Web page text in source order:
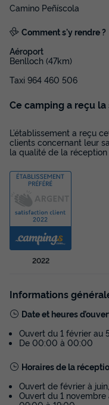
MOBILHOME 6
| Clim.
Surface
31m²
Adultes
6
Animaux autorisés *
Salon de jardin
+ 1
MOBILHOME 6
Pers. | Terrasse
07/10/2026
Meilleur prix pour 7 nuits
Camino Peñíscola
Comment s'y rendre ?
Aéroport
Benlloch (47km)
Taxi 964 460 506
Ce camping a reçu
L’établissement a reçu
clients concernant leur
la qualité de la
2022
Informations
Date et heures
Ouvert du 1 février au
De 00:00 à 00:00
Horaires de la
Ouvert de février à
Ouvert du 1